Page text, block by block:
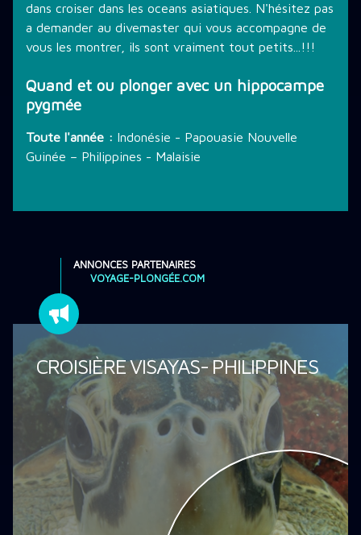
dans croiser dans les oceans asiatiques. N'hésitez pas
a demander au divemaster qui vous accompagne de
vous les montrer, ils sont vraiment tout petits...!!!
Quand et ou plonger avec un hippocampe
pygmée
Toute l'année : Indonésie - Papouasie Nouvelle
Guinée – Philippines - Malaisie
ANNONCES PARTENAIRES
VOYAGE-PLONGÉE.COM
CROISIÈRE VISAYAS- PHILIPPINES